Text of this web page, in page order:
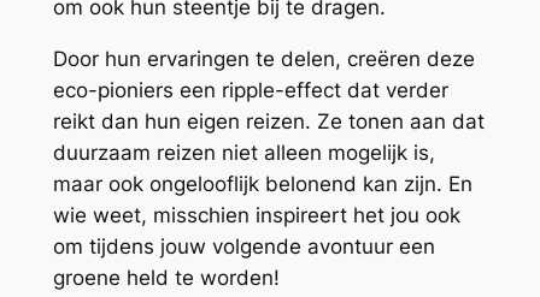
om ook hun steentje bij te dragen.
Door hun ervaringen te delen, creëren deze
eco-pioniers een ripple-effect dat verder
reikt dan hun eigen reizen. Ze tonen aan dat
duurzaam reizen niet alleen mogelijk is,
maar ook ongelooflijk belonend kan zijn. En
wie weet, misschien inspireert het jou ook
om tijdens jouw volgende avontuur een
groene held te worden!